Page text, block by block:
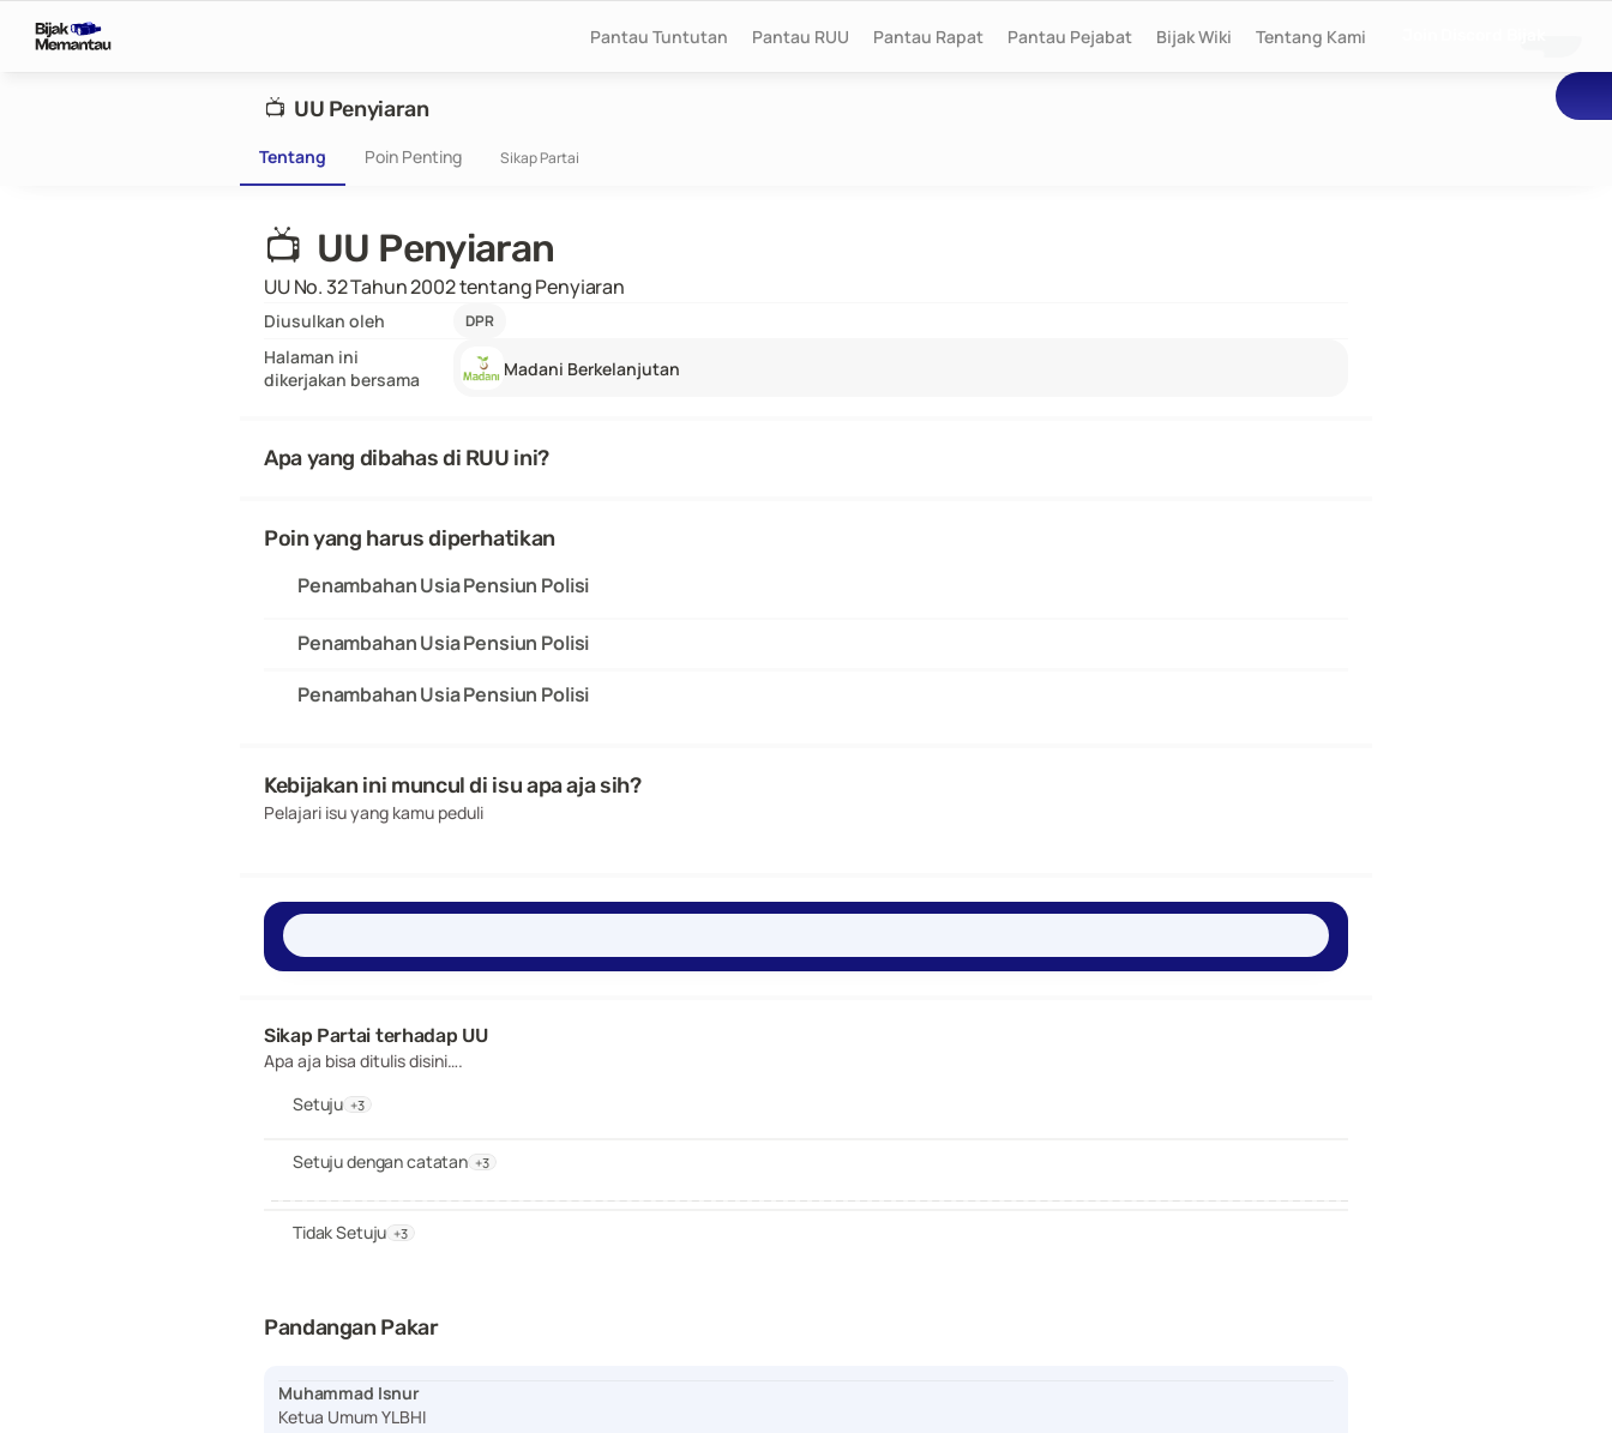
📺  UU Penyiaran
Tentang Poin Penting Sikap Partai
📺  UU Penyiaran
UU No. 32 Tahun 2002 tentang Penyiaran
Diusulkan oleh DPR
Halaman ini
dikerjakan bersama
Madani Berkelanjutan
Apa yang dibahas di RUU ini?
Poin yang harus diperhatikan
Penambahan Usia Pensiun Polisi
Penambahan Usia Pensiun Polisi
Penambahan Usia Pensiun Polisi
Kebijakan ini muncul di isu apa aja sih?
Pelajari isu yang kamu peduli
Sikap Partai terhadap UU
Apa aja bisa ditulis disini….
Setuju +3
Setuju dengan catatan +3
Tidak Setuju +3
Pandangan Pakar
Muhammad Isnur
Ketua Umum YLBHI
Pantau Tuntutan Pantau RUU Pantau Rapat Pantau Pejabat Bijak Wiki Tentang Kami